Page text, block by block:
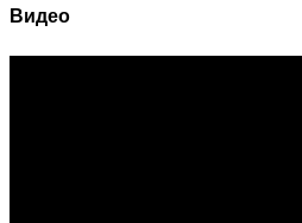
Видео